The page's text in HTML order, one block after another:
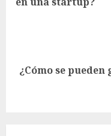
Siguiente
¿Cómo se